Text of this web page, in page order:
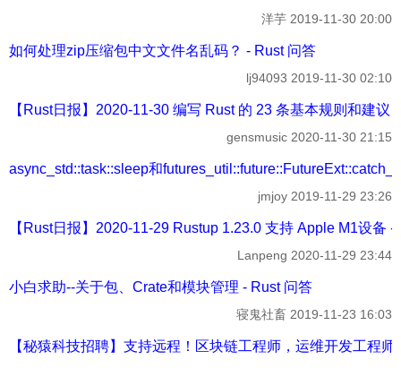
洋芋 2019-11-30 20:00
如何处理zip压缩包中文文件名乱码？ - Rust 问答
lj94093 2019-11-30 02:10
【Rust日报】2020-11-30 编写 Rust 的 23 条基本规则和建议
gensmusic 2020-11-30 21:15
async_std::task::sleep和
jmjoy 2019-11-29 23:26
【Rust日报】2020-11-29 Rustup 1.23.0 支持 Apple M1设备 -
Lanpeng 2020-11-29 23:44
小白求助--关于包、Crate和模块管理 - Rust 问答
寝鬼社畜 2019-11-23 16:03
【秘猿科技招聘】支持远程！区块链工程师，运维开发工程